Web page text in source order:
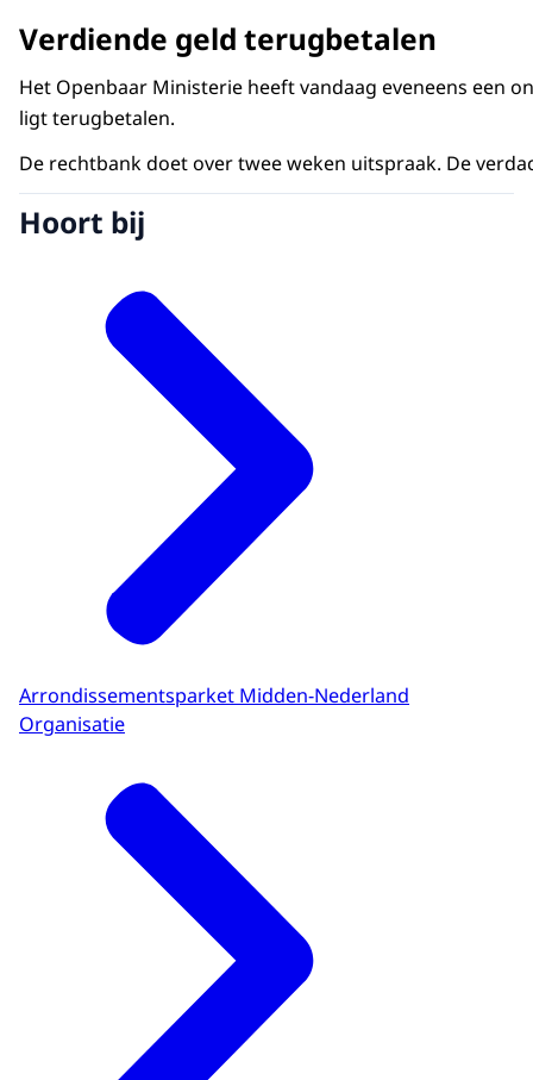
Verdiende geld terugbetalen
Het Openbaar Ministerie heeft vandaag eveneens een
ligt terugbetalen.
De rechtbank doet over twee weken uitspraak. De
Hoort bij
Arrondissementsparket Midden-Nederland
Organisatie